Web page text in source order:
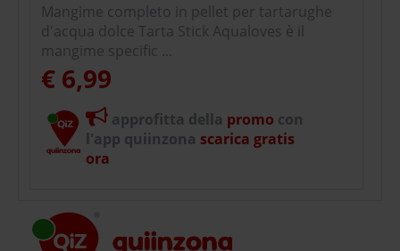
Mangime completo in pellet per tartarughe
d'acqua dolce Tarta Stick Aqualoves è il
mangime specific ...
€ 6,99
approfitta della promo con
l'app quiinzona scarica gratis
ora